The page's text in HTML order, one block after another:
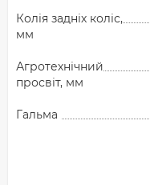
Колія задніх коліс,
мм
Агротехнічний
просвіт, мм
Гальма